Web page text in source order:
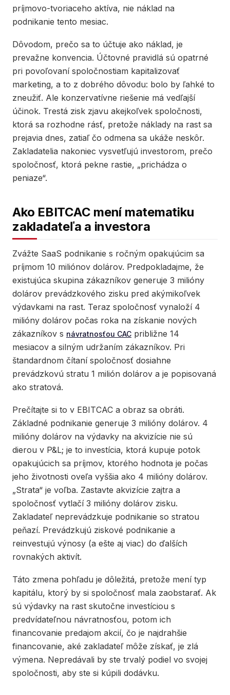
príjmovo-tvoriaceho aktíva, nie náklad na
podnikanie tento mesiac.
Dôvodom, prečo sa to účtuje ako náklad, je
prevažne konvencia. Účtovné pravidlá sú opatrné
pri povoľovaní spoločnostiam kapitalizovať
marketing, a to z dobrého dôvodu: bolo by ľahké to
zneužiť. Ale konzervatívne riešenie má vedľajší
účinok. Trestá zisk zjavu akejkoľvek spoločnosti,
ktorá sa rozhodne rásť, pretože náklady na rast sa
prejavia dnes, zatiaľ čo odmena sa ukáže neskôr.
Zakladatelia nakoniec vysvetľujú investorom, prečo
spoločnosť, ktorá pekne rastie, „prichádza o
peniaze“.
Ako EBITCAC mení matematiku
zakladateľa a investora
Zvážte SaaS podnikanie s ročným opakujúcim sa
príjmom 10 miliónov dolárov. Predpokladajme, že
existujúca skupina zákazníkov generuje 3 milióny
dolárov prevádzkového zisku pred akýmikoľvek
výdavkami na rast. Teraz spoločnosť vynaloží 4
milióny dolárov počas roka na získanie nových
zákazníkov s návratnosťou CAC približne 14
mesiacov a silným udržaním zákazníkov. Pri
štandardnom čítaní spoločnosť dosiahne
prevádzkovú stratu 1 milión dolárov a je popisovaná
ako stratová.
Prečítajte si to v EBITCAC a obraz sa obráti.
Základné podnikanie generuje 3 milióny dolárov. 4
milióny dolárov na výdavky na akvizície nie sú
dierou v P&L; je to investícia, ktorá kupuje potok
opakujúcich sa príjmov, ktorého hodnota je počas
jeho životnosti oveľa vyššia ako 4 milióny dolárov.
„Strata“ je voľba. Zastavte akvizície zajtra a
spoločnosť vytlačí 3 milióny dolárov zisku.
Zakladateľ neprevádzkuje podnikanie so stratou
peňazí. Prevádzkujú ziskové podnikanie a
reinvestujú výnosy (a ešte aj viac) do ďalších
rovnakých aktivít.
Táto zmena pohľadu je dôležitá, pretože mení typ
kapitálu, ktorý by si spoločnosť mala zaobstarať. Ak
sú výdavky na rast skutočne investíciou s
predvídateľnou návratnosťou, potom ich
financovanie predajom akcií, čo je najdrahšie
financovanie, aké zakladateľ môže získať, je zlá
výmena. Nepredávali by ste trvalý podiel vo svojej
spoločnosti, aby ste si kúpili dodávku.